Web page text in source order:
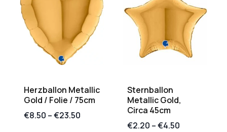
Herzballon Metallic
Gold / Folie / 75cm
€8.50 –€23.50
Sternballon
Metallic Gold,
Circa 45cm
€2.20 –€4.50